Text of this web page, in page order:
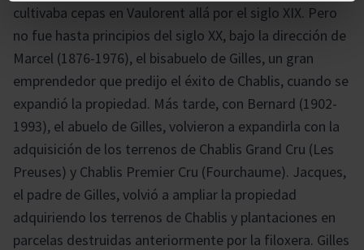
cultivaba cepas en Vaulorent allá por el siglo XIX. Pero
no fue hasta principios del siglo XX, bajo la dirección de
Marcel (1876-1976), el bisabuelo de Gilles, un gran
emprendedor que predijo el éxito de Chablis, cuando se
expandió la propiedad. Más tarde, con Bernard (1902-
1993), el abuelo de Gilles, volvieron a expandirla con la
adquisición de los terrenos de Chablis Grand Cru (Les
Preuses) y Chablis Premier Cru (Fourchaume). Jacques,
el padre de Gilles, volvió a ampliar la propiedad
adquiriendo los terrenos de Chablis y plantaciones en
parcelas destruidas anteriormente por la filoxera. Gilles